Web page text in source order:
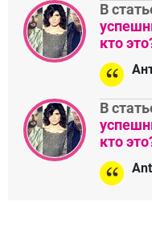
В
кто
В
кто